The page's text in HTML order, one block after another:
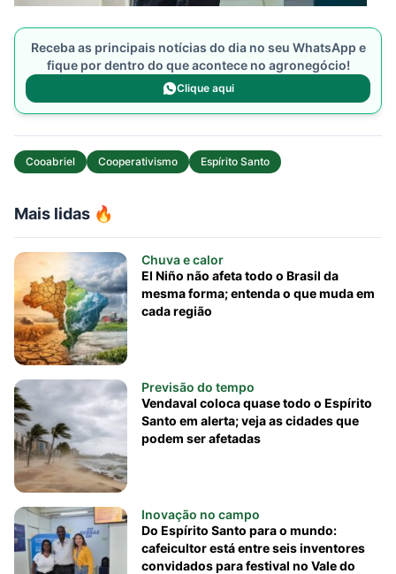
Mais lidas 🔥
Chuva e calor
El Niño não afeta todo o Brasil da
mesma forma; entenda o que muda em
cada região
Previsão do tempo
Vendaval coloca quase todo o Espírito
Santo em alerta; veja as cidades que
podem ser afetadas
Inovação no campo
Do Espírito Santo para o mundo:
cafeicultor está entre seis inventores
convidados para festival no Vale do
Receba as principais notícias do dia no seu WhatsApp e
fique por dentro do que acontece no agronegócio!
Clique aqui
Cooabriel Cooperativismo Espírito Santo